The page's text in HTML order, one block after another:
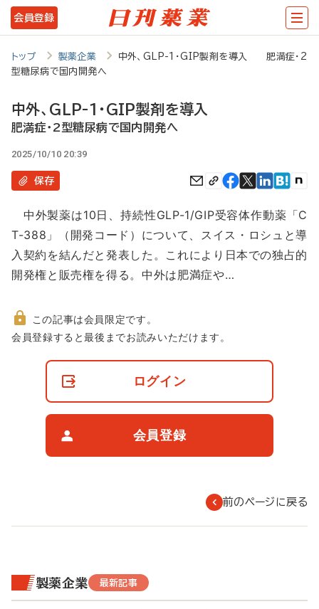
メ
イ
コ
テ
ツ
に
会員登録
トップ 製薬企業
中外、GLP-1・GIP製剤を導入 肥満症・2
型糖尿病で国内開発へ
中外、GLP-1・GIP製剤を導入
肥満症・2型糖尿病で国内開発へ
2025/10/10 20:39
保存
中外製薬は10日、持続性GLP-1/GIP受容体作動薬「C
T-388」（開発コード）について、スイス・ロシュと導
入契約を結んだと発表した。これにより日本での独占的
開発権と販売権を得る。中外は肥満症や…
非
この記事は会員限定です。
会員登録すると最後までお読みいただけます。
ログイン
会員登録
前のページに戻る
製薬企業 最新記事